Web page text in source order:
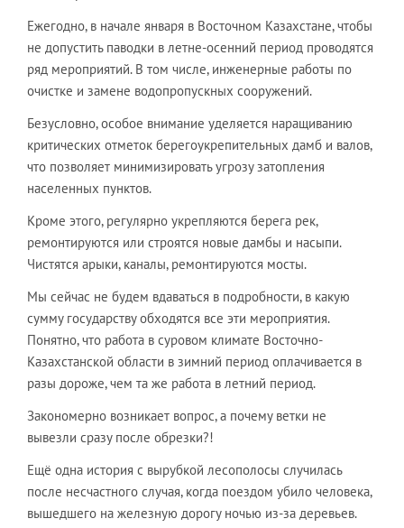
Ежегодно, в начале января в Восточном Казахстане, чтобы
не допустить паводки в летне-осенний период проводятся
ряд мероприятий. В том числе, инженерные работы по
очистке и замене водопропускных сооружений.
Безусловно, особое внимание уделяется наращиванию
критических отметок берегоукрепительных дамб и валов,
что позволяет минимизировать угрозу затопления
населенных пунктов.
Кроме этого, регулярно укрепляются берега рек,
ремонтируются или строятся новые дамбы и насыпи.
Чистятся арыки, каналы, ремонтируются мосты.
Мы сейчас не будем вдаваться в подробности, в какую
сумму государству обходятся все эти мероприятия.
Понятно, что работа в суровом климате Восточно-
Казахстанской области в зимний период оплачивается в
разы дороже, чем та же работа в летний период.
Закономерно возникает вопрос, а почему ветки не
вывезли сразу после обрезки?!
Ещё одна история с вырубкой лесополосы случилась
после несчастного случая, когда поездом убило человека,
вышедшего на железную дорогу ночью из-за деревьев.